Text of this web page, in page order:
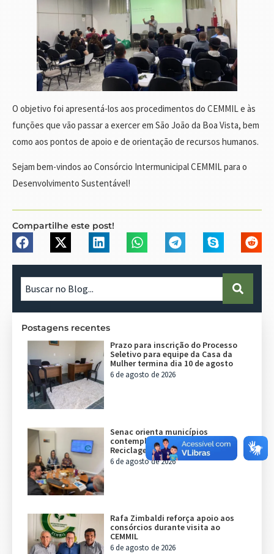
O objetivo foi apresentá-los aos procedimentos do CEMMIL e às
funções que vão passar a exercer em São João da Boa Vista, bem
como aos pontos de apoio e de orientação de recursos humanos.
Sejam bem-vindos ao Consórcio Intermunicipal CEMMIL para o
Desenvolvimento Sustentável!
Compartilhe este post!
Postagens recentes
Prazo para inscrição do Processo
Seletivo para equipe da Casa da
Mulher termina dia 10 de agosto
6 de agosto de 2026
Senac orienta municípios
contemplados com o programa
Reciclagem Inteligente
6 de agosto de 2026
Rafa Zimbaldi reforça apoio aos
consórcios durante visita ao
CEMMIL
6 de agosto de 2026